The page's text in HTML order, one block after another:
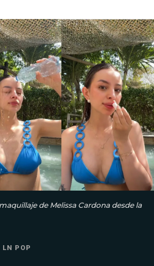
de Melissa Cardona desde la
LN POP